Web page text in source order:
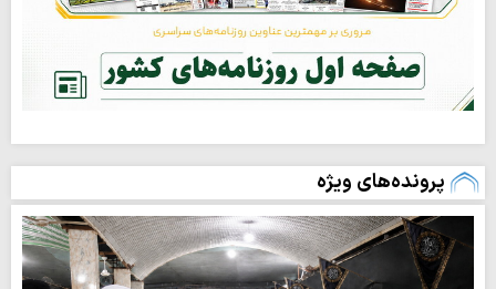
پرونده‌های ویژه